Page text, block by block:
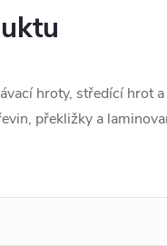
hroty, středící hrot
překližky a